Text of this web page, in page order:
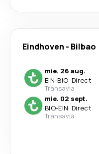
Eindhoven - Bilbao
mie. 26 aug.
EIN-BIO· Direct
Transavia
mie. 02 sept.
BIO-EIN· Direct
Transavia